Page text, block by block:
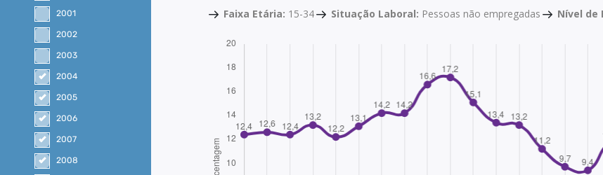
2001
2002
2003
2004
2005
2006
2007
2008
Faixa Etária: 15-34 Situação Laboral: Pessoas não empregadas Nível de